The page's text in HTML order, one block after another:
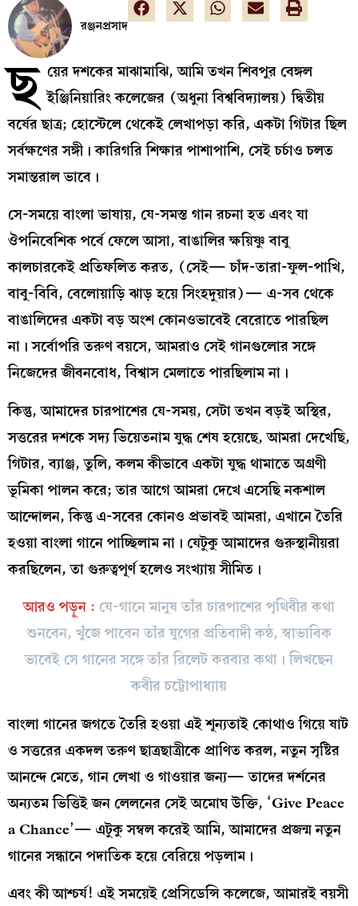
রঞ্জনপ্রসাদ
ছ য়ের দশকের মাঝামাঝি, আমি তখন শিবপুর বেঙ্গল
ইঞ্জিনিয়ারিং কলেজের (অধুনা বিশ্ববিদ্যালয়) দ্বিতীয়
বর্ষের ছাত্র; হোস্টেলে থেকেই লেখাপড়া করি, একটা গিটার ছিল
সর্বক্ষণের সঙ্গী। কারিগরি শিক্ষার পাশাপাশি, সেই চর্চাও চলত
সমান্তরাল ভাবে।
সে-সময়ে বাংলা ভাষায়, যে-সমস্ত গান রচনা হত এবং যা
ঔপনিবেশিক পর্বে ফেলে আসা, বাঙালির ক্ষয়িষ্ণু বাবু
কালচারকেই প্রতিফলিত করত, (সেই— চাঁদ-তারা-ফুল-পাখি,
বাবু-বিবি, বেলোয়াড়ি ঝাড় হয়ে সিংহদুয়ার)— এ-সব থেকে
বাঙালিদের একটা বড় অংশ কোনওভাবেই বেরোতে পারছিল
না। সর্বোপরি তরুণ বয়সে, আমরাও সেই গানগুলোর সঙ্গে
নিজেদের জীবনবোধ, বিশ্বাস মেলাতে পারছিলাম না।
কিন্তু, আমাদের চারপাশের যে-সময়, সেটা তখন বড়ই অস্থির,
সত্তরের দশকে সদ্য ভিয়েতনাম যুদ্ধ শেষ হয়েছে, আমরা দেখেছি,
গিটার, ব্যাঞ্জ, তুলি, কলম কীভাবে একটা যুদ্ধ থামাতে অগ্রণী
ভূমিকা পালন করে; তার আগে আমরা দেখে এসেছি নকশাল
আন্দোলন, কিন্তু এ-সবের কোনও প্রভাবই আমরা, এখানে তৈরি
হওয়া বাংলা গানে পাচ্ছিলাম না। যেটুকু আমাদের গুরুস্থানীয়রা
করছিলেন, তা গুরুত্বপূর্ণ হলেও সংখ্যায় সীমিত।
আরও পড়ুন : যে-গানে মানুষ তাঁর চারপাশের পৃথিবীর কথা
শুনবেন, খুঁজে পাবেন তাঁর যুগের প্রতিবাদী কন্ঠ, স্বাভাবিক
ভাবেই সে গানের সঙ্গে তাঁর রিলেট করবার কথা। লিখছেন
কবীর চট্টোপাধ্যায়
বাংলা গানের জগতে তৈরি হওয়া এই শূন্যতাই কোথাও গিয়ে ষাট
ও সত্তরের একদল তরুণ ছাত্রছাত্রীকে প্রাণিত করল, নতুন সৃষ্টির
আনন্দে মেতে, গান লেখা ও গাওয়ার জন্য— তাদের দর্শনের
অন্যতম ভিত্তিই জন লেলনের সেই অমোঘ উক্তি, ‘Give Peace
a Chance’— এটুকু সম্বল করেই আমি, আমাদের প্রজন্ম নতুন
গানের সন্ধানে পদাতিক হয়ে বেরিয়ে পড়লাম।
এবং কী আশ্চর্য! এই সময়েই প্রেসিডেন্সি কলেজে, আমারই বয়সী